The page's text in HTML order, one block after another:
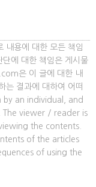
내용에 대한 모든 책임
에 대한 책임은 게시물
은 이 글에 대한 내
는 결과에 대하여 어떠
by an individual, and
viewer / reader is
the contents.
of the articles
of using the